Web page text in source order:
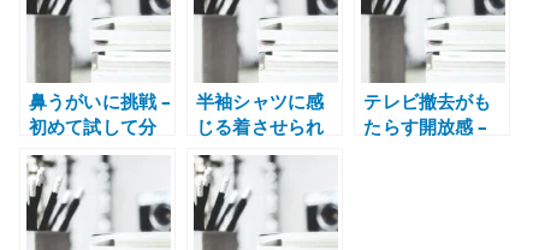
鼻うがいに挑戦 –
初めて試して分
かった難しさと
注意点
半袖シャツに感
じる着させられ
ている感 – クー
ルビズと服装の
主体性を考える
テレビ撤去がも
たらす開放感 –